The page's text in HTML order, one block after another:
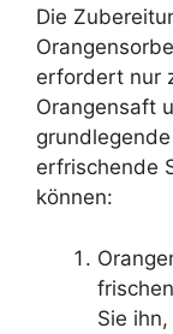
Die
erfordert nur
Orangensaft
erfrischende
können:
Sie